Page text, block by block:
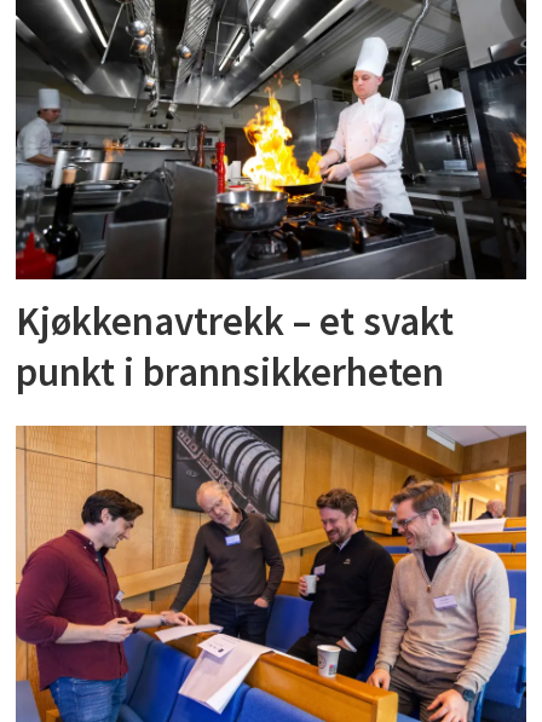
Kjøkkenavtrekk – et svakt
punkt i brannsikkerheten